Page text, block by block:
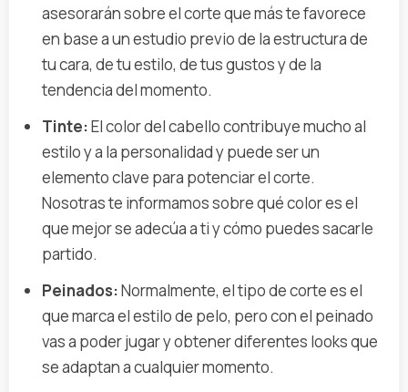
asesorarán sobre el corte que más te favorece
en base a un estudio previo de la estructura de
tu cara, de tu estilo, de tus gustos y de la
tendencia del momento.
Tinte:El color del cabello contribuye mucho al
estilo y a la personalidad y puede ser un
elemento clave para potenciar el corte.
Nosotras te informamos sobre qué color es el
que mejor se adecúa a ti y cómo puedes sacarle
partido.
Peinados:Normalmente, el tipo de corte es el
que marca el estilo de pelo, pero con el peinado
vas a poder jugar y obtener diferentes looks que
se adaptan a cualquier momento.